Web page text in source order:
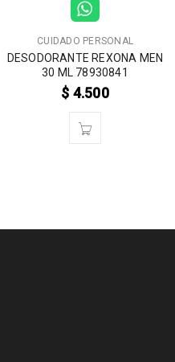
CUIDADO PERSONAL
DESODORANTE REXONA MEN
30 ML 78930841
$ 4.500